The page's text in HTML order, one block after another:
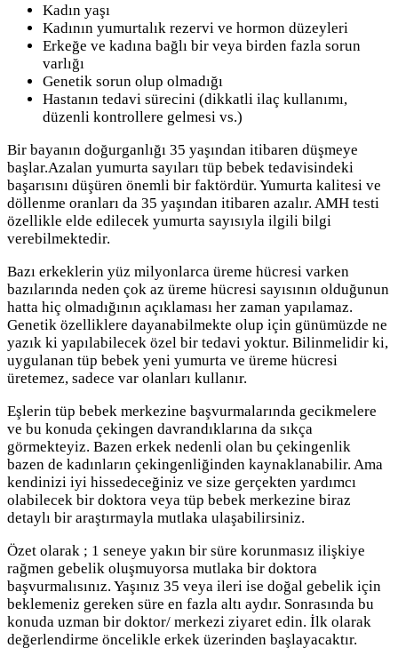
Kadın yaşı
Kadının yumurtalık rezervi ve hormon düzeyleri
Erkeğe ve kadına bağlı bir veya birden fazla sorun
varlığı
Genetik sorun olup olmadığı
Hastanın tedavi sürecini (dikkatli ilaç kullanımı,
düzenli kontrollere gelmesi vs.)
Bir bayanın doğurganlığı 35 yaşından itibaren düşmeye
başlar.Azalan yumurta sayıları tüp bebek tedavisindeki
başarısını düşüren önemli bir faktördür. Yumurta kalitesi ve
döllenme oranları da 35 yaşından itibaren azalır. AMH testi
özellikle elde edilecek yumurta sayısıyla ilgili bilgi
verebilmektedir.
Bazı erkeklerin yüz milyonlarca üreme hücresi varken
bazılarında neden çok az üreme hücresi sayısının olduğunun
hatta hiç olmadığının açıklaması her zaman yapılamaz.
Genetik özelliklere dayanabilmekte olup için günümüzde ne
yazık ki yapılabilecek özel bir tedavi yoktur. Bilinmelidir ki,
uygulanan tüp bebek yeni yumurta ve üreme hücresi
üretemez, sadece var olanları kullanır.
Eşlerin tüp bebek merkezine başvurmalarında gecikmelere
ve bu konuda çekingen davrandıklarına da sıkça
görmekteyiz. Bazen erkek nedenli olan bu çekingenlik
bazen de kadınların çekingenliğinden kaynaklanabilir. Ama
kendinizi iyi hissedeceğiniz ve size gerçekten yardımcı
olabilecek bir doktora veya tüp bebek merkezine biraz
detaylı bir araştırmayla mutlaka ulaşabilirsiniz.
Özet olarak ; 1 seneye yakın bir süre korunmasız ilişkiye
rağmen gebelik oluşmuyorsa mutlaka bir doktora
başvurmalısınız. Yaşınız 35 veya ileri ise doğal gebelik için
beklemeniz gereken süre en fazla altı aydır. Sonrasında bu
konuda uzman bir doktor/ merkezi ziyaret edin. İlk olarak
değerlendirme öncelikle erkek üzerinden başlayacaktır.